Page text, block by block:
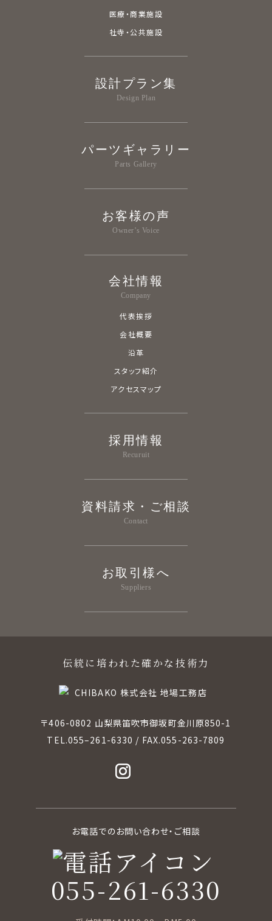
医療・商業施設
社寺・公共施設
設計プラン集
Design Plan
パーツギャラリー
Parts Gallery
お客様の声
Owner’s Voice
会社情報
Company
代表挨拶
会社概要
沿革
スタッフ紹介
アクセスマップ
採用情報
Recuruit
資料請求・ご相談
Contact
お取引様へ
Suppliers
伝統に培われた確かな技術力
〒406-0802 山梨県笛吹市御坂町金川原850-1
TEL.055–261-6330 / FAX.055-263-7809
お電話でのお問い合わせ・ご相談
055-261-6330